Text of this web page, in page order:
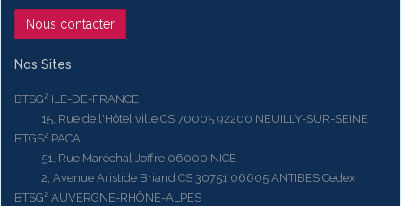
Nous contacter
Nos Sites
BTSG² ILE-DE-FRANCE
15, Rue de l'Hôtel ville CS 70005 92200 NEUILLY-SUR-SEINE
BTGS² PACA
51, Rue Maréchal Joffre 06000 NICE
2, Avenue Aristide Briand CS 30751 06605 ANTIBES Cedex
BTSG² AUVERGNE-RHÔNE-ALPES